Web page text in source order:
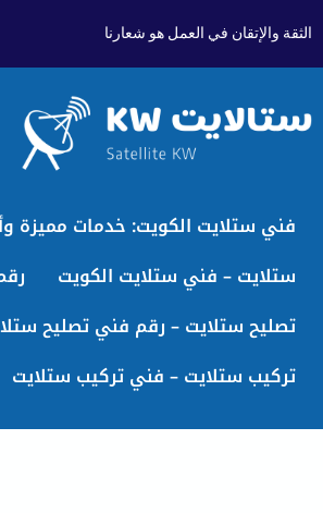
الثقة والإتقان في العمل هو شعارنا
فني ستلايت الكويت: خدمات مميزة
ستلايت – فني ستلايت الكويت
تصليح ستلايت – رقم فني تصليح
تركيب ستلايت – فني تركيب ستلايت